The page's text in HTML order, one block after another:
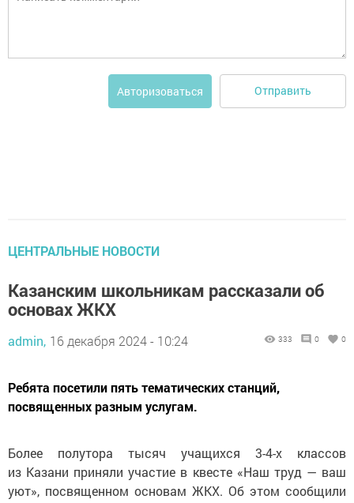
Авторизоваться Отправить
ЦЕНТРАЛЬНЫЕ НОВОСТИ
Казанским школьникам рассказали об
основах ЖКХ
admin, 16 декабря 2024 - 10:24 333 0 0
Ребята посетили пять тематических станций,
посвященных разным услугам.
Более полутора тысяч учащихся 3-4-х классов
из Казани приняли участие в квесте «Наш труд — ваш
уют», посвященном основам ЖКХ. Об этом сообщили